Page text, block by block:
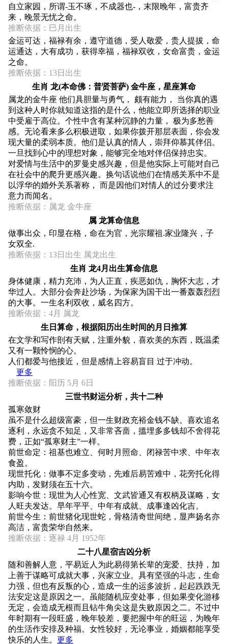
自立家园，所谓-玉不琢，不成器也-，末限晚年，富贵齐
来，晚景无忧之命。
推断依据：巳月出生
金运可达，福禄有余，遵守道德，受人敬爱，贵人提拔，命
运通达，大有成功，获得幸福，福禄双收，女命富贵，金运
之命。
推断依据：13日出生
生肖 龙(本命佛：普贤菩萨) 金牛座，星座算命
属龙的金牛座 他们具胆量与勇气， 颇有能力， 当你真的遇
到这种人时你就知道这指的是什么，他能立即所选择的职业
中受雇于高位。个性中含有某种沉静的力量， 极为多愁善
感。无论看来多么积极进取，如果你拨开那层表面，你会发
现大量的柔弱本质。他们是认真的情人，崇拜仰慕其伴侣。
一旦找到心中的理想对象，能够完全地对伴侣保持忠实。
对爱情与生活中的罗曼史感兴趣，但是他实际上可能对自己
在社会中的爬升更感兴趣。换句话说他们在情感关系中不是
以浮华的婚外关系著称， 而是因他们对情人的过分要求注
意力而闻名。
推断依据：属龙 金牛座
属 龙算命信息
做事出众，印显在格，命在为官，光宗耀祖.家业隆兴，子
女双全.
推断依据：13日出生 属龙出生
生肖 龙4月出生算命信息
身体健康，精力充沛，为人正直，疾恶如仇，胸怀大志，才
华过人。大部分会奔赴沙场，为保家为国干出一番轰轰烈烈
的大事。一生名利双收，威名四方。
推断依据：4月 属龙
生日算命，根据阳历出生时间的月日推算
在文学和写作剖有天赋，注重外貌，喜欢美的东西，既温柔
又有一颗怜悯的心。
人们都爱与他接近，但是感情上容易盲目 过于冲动。
更多
推断依据：阳历 5月 6日
三世书财运分析，共十二种
孤寒敛财
虽不是什么超级富豪，但一生财政充裕金钱不缺。喜欢追名
逐利，永远贪不知足，又非常吝啬，搵埋多多钱却不舍得花
费，正如“孤寒财主”一样。
前世命定：祖基也难立、何时月照命、闭禄苦中求、中年衣
食盈。
现世托化：做事不定多变动，先难后易苦难中，花旁托化得
内助，发财须在五十六。
影响今世：现世为人心性宽、文武皆通又有权柄及谋略，女
人旺夫发达。早年平平、中年有成就、成事逢凶化吉。
前世今生：前世猪化现世蛇，骨格清奇世间绝，显声扬名亦
高洁，富贵荣华自然来。
推断依据：逐禄 4月 1952年
二十八星宿吉凶分析
随和善解人意，平易近人为此易得第长辈的宠爱、扶持，加
上善于谋略可成就大事，兴家立业。具有坚强的斗志，生命
力强，但也有反叛的心，造成一生的运多波折，起起跌跌无
法安定这是原因之一。虽能随机应变处事，但如果变化游移
无定，会造成无根而且钻牛角尖这是失败原因之二。不过中
年时期有一段旺盛，晚年较差，要把握中年的旺运，为晚年
的生活作安排及种福。女性较好，无论事业，婚姻都能享受
快乐的人生。 更多